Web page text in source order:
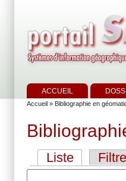
ACCUEIL
Accueil » Bibliographie en
Liste Filtre